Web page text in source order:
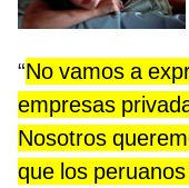
“No vamos a
empresas
Nosotros
que los